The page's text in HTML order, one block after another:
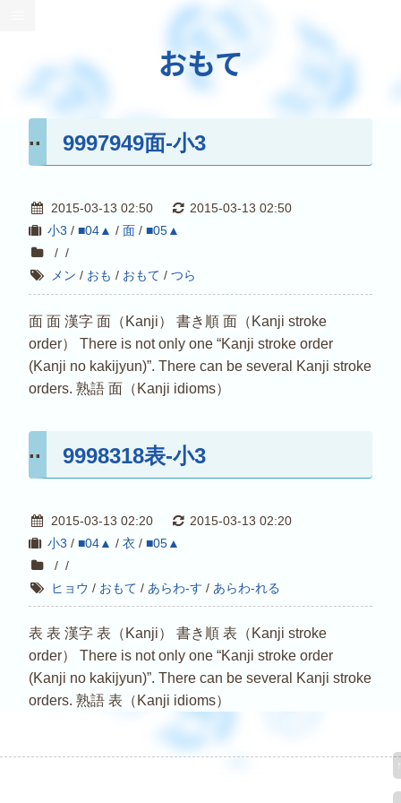
おもて
9997949面-小3
2015-03-13 02:50
2015-03-13 02:50
小3 / ■04▲ / 面/ ■05▲
/ /
メン / おも / おもて /つら
面 面 漢字 面（Kanji） 書き順 面（Kanji stroke
order） There is not only one “Kanji stroke order
(Kanji no kakijyun)”. There can be several Kanji stroke
orders. 熟語 面（Kanji idioms）
9998318表-小3
2015-03-13 02:20
2015-03-13 02:20
小3 / ■04▲ / 衣/ ■05▲
/ /
ヒョウ / おもて /あらわ-す /あらわ-れる
表 表 漢字 表（Kanji） 書き順 表（Kanji stroke
order） There is not only one “Kanji stroke order
(Kanji no kakijyun)”. There can be several Kanji stroke
orders. 熟語 表（Kanji idioms）
↑